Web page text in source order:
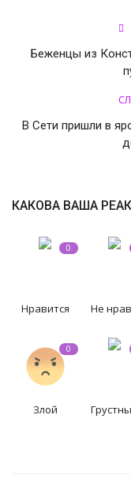
Беженцы из
В Сети пришли в
КАКОВА ВАША
0
Нравится Не
0
Злой